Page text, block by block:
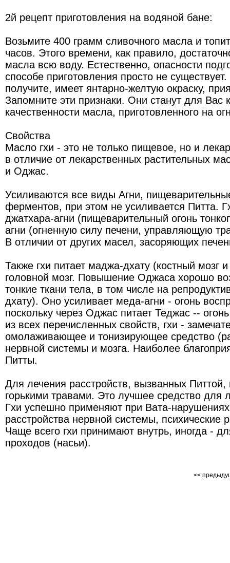
2й рецепт приготовления на водяной бане:
Возьмите 400 грамм сливочного масла и
часов. Этого времени, как правило,
масла всю воду. Естественно, опасности
способе приготовления просто не
получите, имеет янтарно-желтую окраску,
Запомните эти признаки. Они станут для Вас
качественности масла, приготовленного на
Свойства
Масло гхи - это не только пищевое, но и
в отличие от лекарственных растительных
и Оджас.
Усиливаются все виды Агни,
ферментов, при этом не усиливается Питта.
джатхара-агни (пищеварительный огонь
агни (огненную силу печени, управляющую
В отличии от других масел, засоряющих
Также гхи питает маджа-дхату (костный мозг
головной мозг. Повышение Оджаса хорошо
тонкие ткани тела, в том числе на
дхату). Оно усиливает меда-агни - огонь
поскольку через Оджас питает Теджас --
из всех перечисленных свойств, гхи -
омолаживающее и тонизирующее средство
нервной системы и мозга. Наиболее
Питты.
Для лечения расстройств, вызванных Питтой,
горькими травами. Это лучшее средство для
Гхи успешно применяют при Вата-
расстройства нервной системы, психические
Чаще всего гхи принимают внутрь, иногда -
проходов (насьи).
<<